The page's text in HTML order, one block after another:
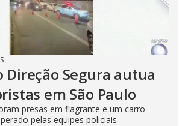
Direção Segura autua
em São Paulo
presas em flagrante e um carro
pelas equipes policiais